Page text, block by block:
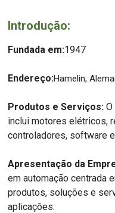
Introdução:
Fundada em:1947
Endereço:Hamelin,
Produtos e Serviços:
inclui motores elétricos,
controladores, software
Apresentação da
em automação centrada
produtos, soluções e
aplicações.